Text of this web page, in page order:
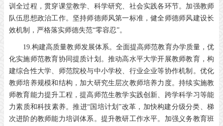
训全过程，贯穿课堂教学、科学研究、社会实践各环节。加强教师
队伍思想政治工作。坚持师德师风第一标准，健全师德师风建设长
效机制，严格落实师德失范“零容忍”。
19.构建高质量教师发展体系。全面提高师范教育办学质量，优
化实施师范教育协同提质计划。推动高水平大学开展教师教育，构
建综合性大学、师范院校与中小学校、行业企业等协作机制。优化
教师培养规模和结构，加大研究生层次教师培养力度。持续实施教
师教育能力提升工程，提高师范生教学实践创新、跨学科学习等能
力素质和科技素养。推进“国培计划”改革，加快构建分级分类、梯
次进阶的教师能力培训体系。提升教研工作水平。加强义务教育班